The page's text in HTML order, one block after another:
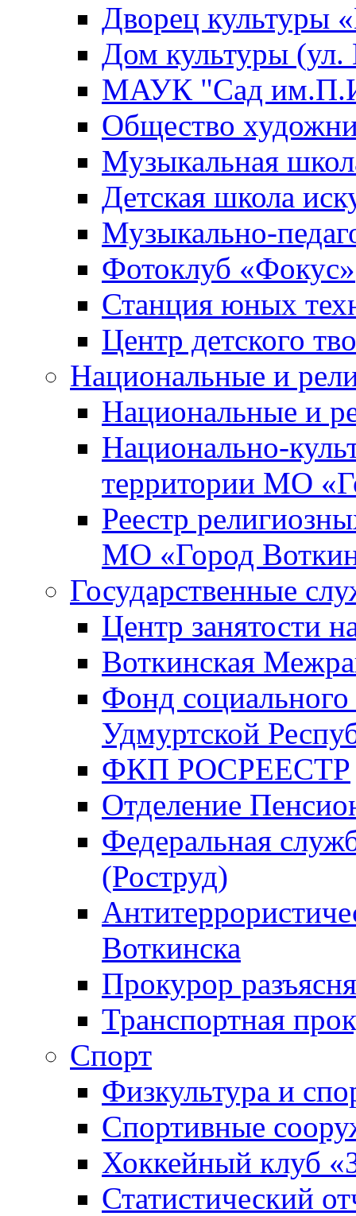
Дворец культуры
Дом культуры (ул.
МАУК "Сад
Общество
Музыкальная
Детская школа
Музыкально-
Фотоклуб «Фокус»
Станция юных
Центр детского
Национальные и
Национальные и
Национально-
территории МО
Реестр
МО «Город
Государственные
Центр занятости
Воткинская
Фонд
Удмуртской
ФКП РОСРЕЕСТР
Отделение
Федеральная
(Роструд)
Воткинска
Прокурор
Транспортная
Спорт
Физкультура и
Спортивные
Хоккейный клуб
Статистический